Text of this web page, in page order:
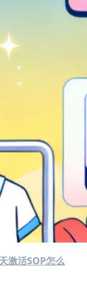
激活SOP怎么